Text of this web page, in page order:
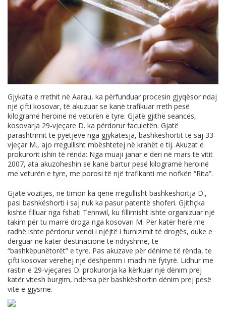
Gjykata e rrethit në Aarau, ka përfunduar procesin gjyqësor ndaj
një çifti kosovar, të akuzuar se kanë trafikuar rreth pesë
kilogramë heroinë në veturën e tyre. Gjatë gjithë seancës,
kosovarja 29-vjeçare D. ka përdorur faculetën. Gjatë
parashtrimit të pyetjeve nga gjykatësja, bashkëshortit të saj 33-
vjeçar M., ajo rregullisht mbështetej në krahët e tij. Akuzat e
prokurorit ishin të rënda: Nga muaji janar e deri në mars të vitit
2007, ata akuzoheshin se kanë bartur pesë kilogramë heroinë
me veturën e tyre, me porosi të një trafikanti me nofkën “Rita”.
Gjatë vozitjes, në timon ka qenë rregullisht bashkëshortja D.,
pasi bashkëshorti i saj nuk ka pasur patentë shoferi. Gjithçka
kishte filluar nga fshati Tennwil, ku fillimisht ishte organizuar një
takim për tu marrë droga nga kosovari M. Për katër herë me
radhë ishte përdorur vendi i njëjtë i furnizimit të drogës, duke e
dërguar në katër destinacione të ndryshme, te
“bashkëpunëtorët” e tyre. Pas akuzave për dënime të rënda, te
çifti kosovar vërehej një dëshpërim i madh në fytyrë. Lidhur me
rastin e 29-vjeçares D. prokurorja ka kërkuar një dënim prej
katër vitesh burgim, ndërsa për bashkëshortin dënim prej pesë
vite e gjysmë.